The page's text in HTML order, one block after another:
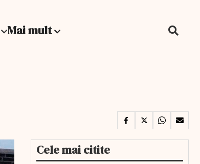
Mai mult
Cele mai citite